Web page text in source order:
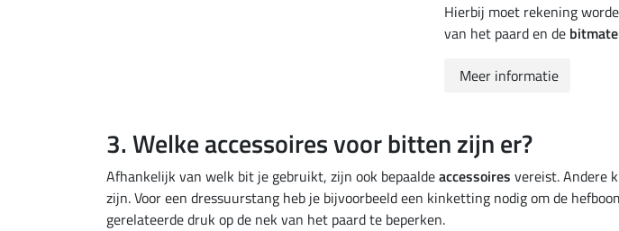
Hierbij moet rekening
van het paard en de
Meer informatie
3. Welke accessoires voor bitten zijn er?
Afhankelijk van welk bit je gebruikt, zijn ook bepaaldeaccessoires vereist. Andere
zijn. Voor een dressuurstang heb je bijvoorbeeld een kinketting nodig om de
gerelateerde druk op de nek van het paard te beperken.